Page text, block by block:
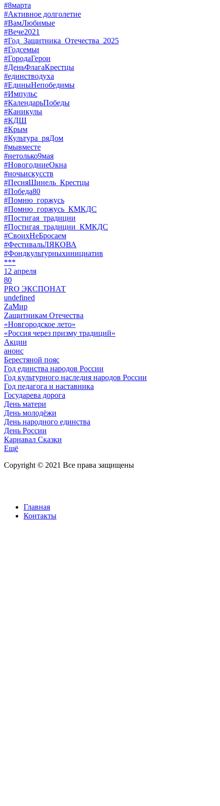
#8марта
#Активное долголетие
#ВамЛюбимые
#Вече2021
#Год_Защитника_Отечества_2025
#Годсемьи
#ГородаГерои
#ДеньФлагаКрестцы
#единстводуха
#ЕдиныНепобедимы
#Импульс
#КалендарьПобеды
#Каникулы
#КДШ
#Крым
#Культура_ряДом
#мывместе
#нетолько9мая
#НовогодниеОкна
#ночьискусств
#ПесняШинель_Крестцы
#Победа80
#Помню_горжусь
#Помню_горжусь_КМКДС
#Постигая_традиции
#Постигая_традиции_КМКДС
#СвоихНеБросаем
#ФестивальЛЯКОВА
#Фондкультурныхинициатив
***
12 апреля
80
PRO ЭКСПОНАТ
undefined
ZaМир
Zащитникам Отечества
«Новгородское лето»
«Россия через призму традиций»
Акции
анонс
Берестяной пояс
Год единства народов России
Год культурного наследия народов России
Год педагога и наставника
Государева дорога
День матери
День молодёжи
День народного единства
День России
Карнавал Сказки
Ещё
Copyright © 2021 Все права защищены
Главная
Контакты